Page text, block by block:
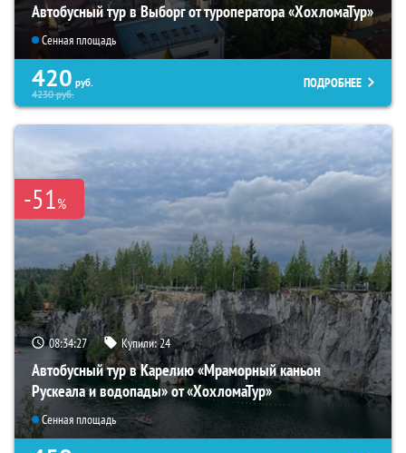
Автобусный тур в Выборг от туроператора «ХохломаТур»
Сенная площадь
420 руб.
4230руб.
ПОДРОБНЕЕ
-51%
08:34:26 Купили:24
Автобусный тур в Карелию «Мраморный каньон
Рускеала и водопады» от «ХохломаТур»
Сенная площадь